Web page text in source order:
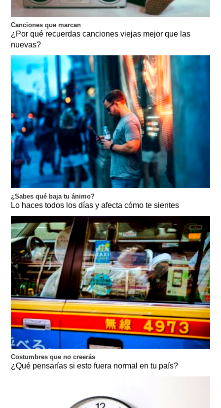
Canciones que marcan
¿Por qué recuerdas canciones viejas mejor que las
nuevas?
¿Sabes qué baja tu ánimo?
Lo haces todos los días y afecta cómo te sientes
Costumbres que no creerás
¿Qué pensarías si esto fuera normal en tu país?